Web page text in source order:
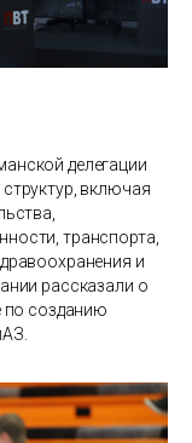
делегации
включая
транспорта,
и
рассказали о
по созданию